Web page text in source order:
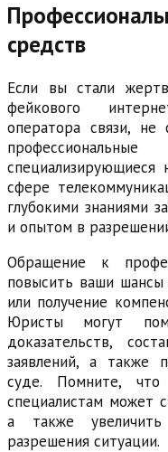
средств
Если вы стали
фейкового
оператора связи, не
сфере
глубокими знаниями
и опытом в
Обращение к
повысить ваши шансы
или получение
Юристы могут
доказательств,
заявлений, а также
суде. Помните,
специалистам может
а также увеличить
разрешения ситуации.